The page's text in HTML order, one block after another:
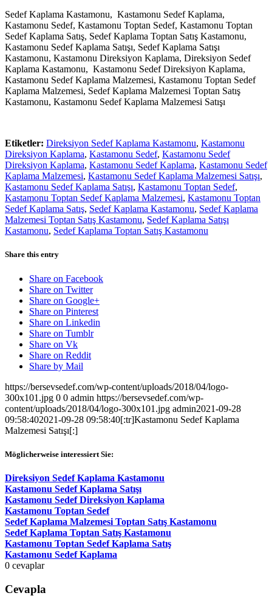
Sedef Kaplama Kastamonu, Kastamonu Sedef Kaplama,
Kastamonu Sedef, Kastamonu Toptan Sedef, Kastamonu Toptan
Sedef Kaplama Satış, Sedef Kaplama Toptan Satış Kastamonu,
Kastamonu Sedef Kaplama Satışı, Sedef Kaplama Satışı
Kastamonu, Kastamonu Direksiyon Kaplama, Direksiyon Sedef
Kaplama Kastamonu, Kastamonu Sedef Direksiyon Kaplama,
Kastamonu Sedef Kaplama Malzemesi, Kastamonu Toptan Sedef
Kaplama Malzemesi, Sedef Kaplama Malzemesi Toptan Satış
Kastamonu, Kastamonu Sedef Kaplama Malzemesi Satışı
Etiketler: Direksiyon Sedef Kaplama Kastamonu, Kastamonu
Direksiyon Kaplama, Kastamonu Sedef, Kastamonu Sedef
Direksiyon Kaplama, Kastamonu Sedef Kaplama, Kastamonu Sedef
Kaplama Malzemesi, Kastamonu Sedef Kaplama Malzemesi Satışı,
Kastamonu Sedef Kaplama Satışı, Kastamonu Toptan Sedef,
Kastamonu Toptan Sedef Kaplama Malzemesi, Kastamonu Toptan
Sedef Kaplama Satış, Sedef Kaplama Kastamonu, Sedef Kaplama
Malzemesi Toptan Satış Kastamonu, Sedef Kaplama Satışı
Kastamonu, Sedef Kaplama Toptan Satış Kastamonu
Share this entry
Share on Facebook
Share on Twitter
Share on Google+
Share on Pinterest
Share on Linkedin
Share on Tumblr
Share on Vk
Share on Reddit
Share by Mail
https://bersevsedef.com/wp-content/uploads/2018/04/logo-
300x101.jpg 0 0 admin https://bersevsedef.com/wp-
content/uploads/2018/04/logo-300x101.jpg admin2021-09-28
09:58:402021-09-28 09:58:40[:tr]Kastamonu Sedef Kaplama
Malzemesi Satışı[:]
Möglicherweise interessiert Sie:
Direksiyon Sedef Kaplama Kastamonu
Kastamonu Sedef Kaplama Satışı
Kastamonu Sedef Direksiyon Kaplama
Kastamonu Toptan Sedef
Sedef Kaplama Malzemesi Toptan Satış Kastamonu
Sedef Kaplama Toptan Satış Kastamonu
Kastamonu Toptan Sedef Kaplama Satış
Kastamonu Sedef Kaplama
0 cevaplar
Cevapla